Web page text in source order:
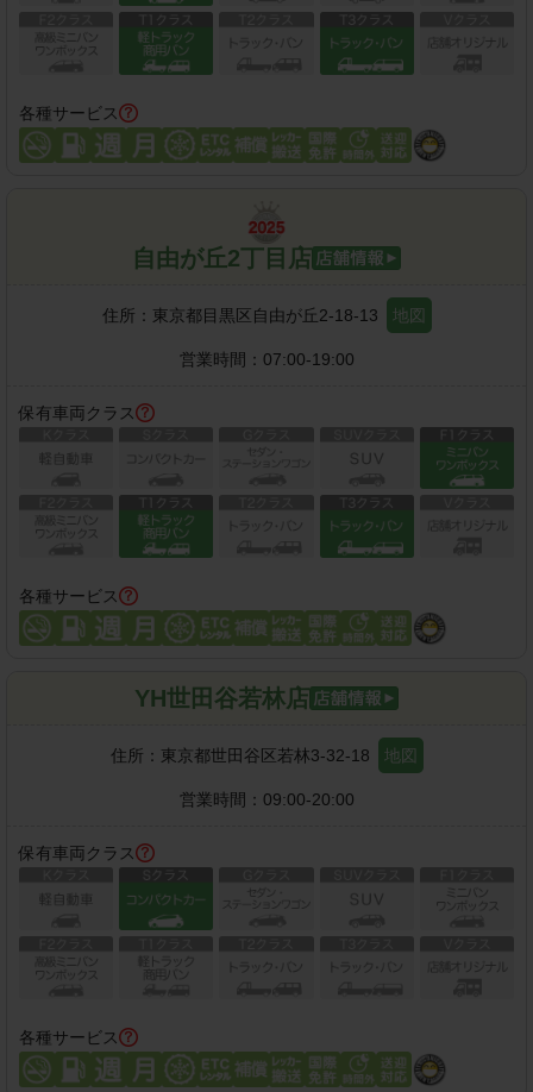
各種サービス
自由が丘2丁目店
住所： 東京都目黒区自由が丘2-18-13 地図
営業時間： 07:00-19:00
保有車両クラス
各種サービス
YH世田谷若林店
住所： 東京都世田谷区若林3-32-18 地図
営業時間： 09:00-20:00
保有車両クラス
各種サービス